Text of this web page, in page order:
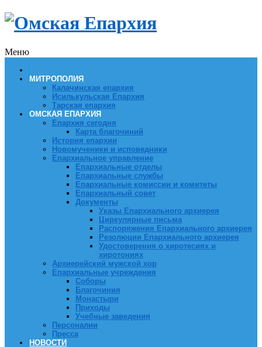
Меню
МИТРОПОЛИЯ
Калачинская епархия
Исилькульская Епархия
Тарская епархия
ОМСКАЯ ЕПАРХИЯ
Епархия сегодня
Карта благочиний
История епархии
Новомученики и исповедники
Епархиальное управление
Епархиальные отделы
Епархиальные службы
Епархиальные комиссии и комитеты
Епархиальный совет
Документы
Указы Епархиального архиерея
Циркулярные письма
Распоряжения Епархиального архиерея
Резолюции Епархиального архиерея
Удостоверения о хиротесиях и
хиротониях
Архиерейский мужской хор
Епархиальные учреждения
Соборы
Благочиния
Монастыри
Приходы
Учебные заведения
Персоналии
Пресса
НОВОСТИ